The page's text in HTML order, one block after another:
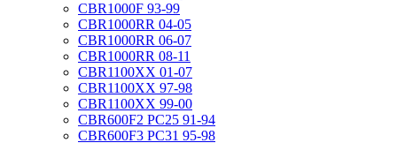
CBR1000F 93-99
CBR1000RR 04-05
CBR1000RR 06-07
CBR1000RR 08-11
CBR1100XX 01-07
CBR1100XX 97-98
CBR1100XX 99-00
CBR600F2 PC25 91-94
CBR600F3 PC31 95-98